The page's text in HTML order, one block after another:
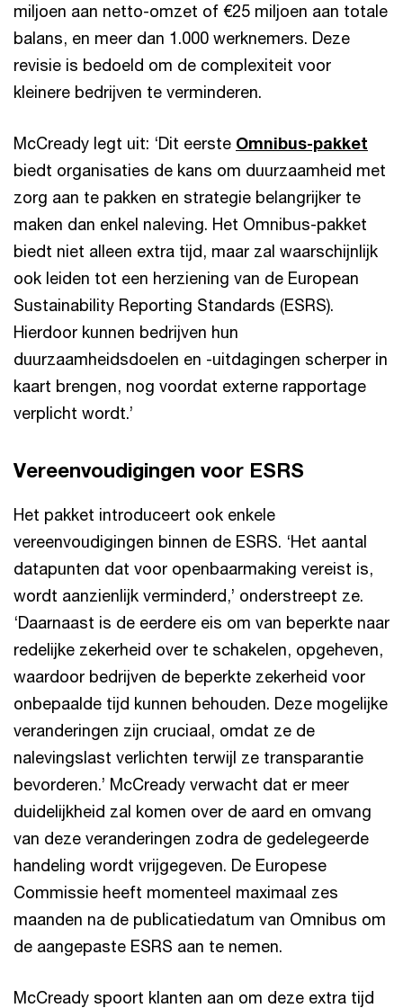
miljoen aan netto-omzet of €25 miljoen aan totale
balans, en meer dan 1.000 werknemers. Deze
revisie is bedoeld om de complexiteit voor
kleinere bedrijven te verminderen.
McCready legt uit: ‘Dit eerste Omnibus-pakket
biedt organisaties de kans om duurzaamheid met
zorg aan te pakken en strategie belangrijker te
maken dan enkel naleving. Het Omnibus-pakket
biedt niet alleen extra tijd, maar zal waarschijnlijk
ook leiden tot een herziening van de European
Sustainability Reporting Standards (ESRS).
Hierdoor kunnen bedrijven hun
duurzaamheidsdoelen en -uitdagingen scherper in
kaart brengen, nog voordat externe rapportage
verplicht wordt.’
Vereenvoudigingen voor ESRS
Het pakket introduceert ook enkele
vereenvoudigingen binnen de ESRS. ‘Het aantal
datapunten dat voor openbaarmaking vereist is,
wordt aanzienlijk verminderd,’ onderstreept ze.
‘Daarnaast is de eerdere eis om van beperkte naar
redelijke zekerheid over te schakelen, opgeheven,
waardoor bedrijven de beperkte zekerheid voor
onbepaalde tijd kunnen behouden. Deze mogelijke
veranderingen zijn cruciaal, omdat ze de
nalevingslast verlichten terwijl ze transparantie
bevorderen.’ McCready verwacht dat er meer
duidelijkheid zal komen over de aard en omvang
van deze veranderingen zodra de gedelegeerde
handeling wordt vrijgegeven. De Europese
Commissie heeft momenteel maximaal zes
maanden na de publicatiedatum van Omnibus om
de aangepaste ESRS aan te nemen.
McCready spoort klanten aan om deze extra tijd